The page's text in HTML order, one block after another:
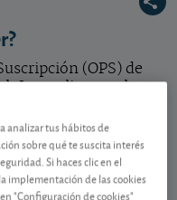
(OPS) de
Le explicamos la
a SOCIOS
analizar tus hábitos de
sobre qué te suscita interés
Si haces clic en el
implementación de las cookies
"Configuración de cookies"